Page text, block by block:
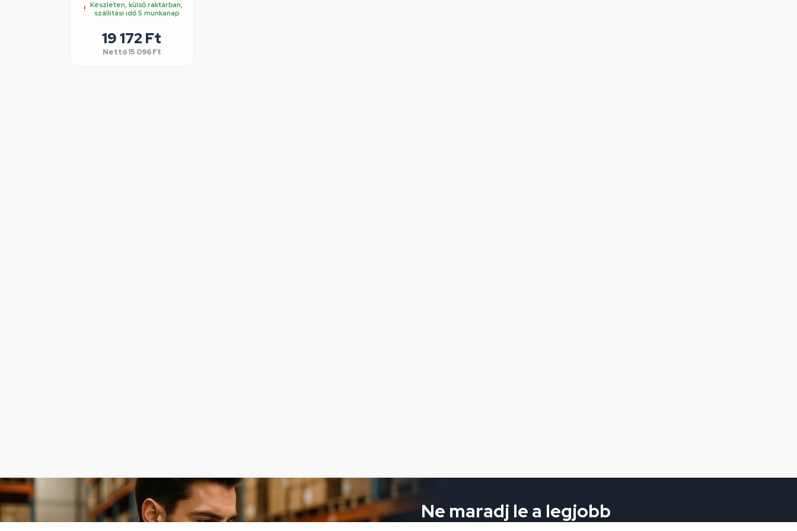
Készleten, külső raktárban,
szállítási idő 5 munkanap
19 172 Ft
Nettó15 096 Ft
Ne maradj le a legjobb